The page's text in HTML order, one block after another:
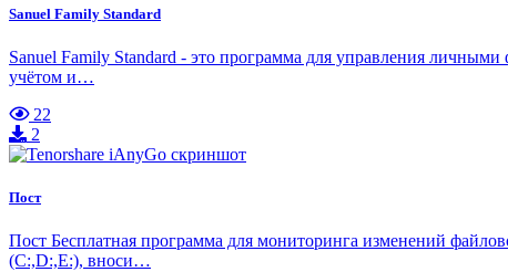
Sanuel Family Standard
Sanuel Family Standard - это программа для управления
учётом и…
22
2
Пост
Пост Бесплатная программа для мониторинга изменений
(C:,D:,E:), вноси…